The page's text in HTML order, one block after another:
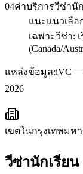
04ค่าบริการวีซ่านัก
แนะแนวเลื
เฉพาะวีซ่า:
(Canada/
แหล่งข้อมูล:iVC —
2026
เขตในกรุงเทพมห
วีซ่านักเรียน